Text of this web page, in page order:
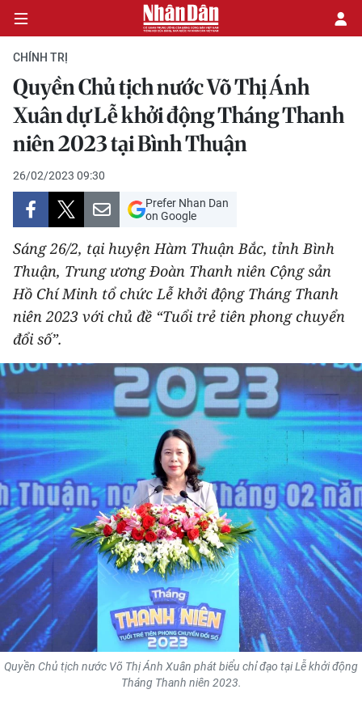
CHÍNH TRỊ
KINH TẾ
VĂN HÓA
XÃ HỘI
PHÁP LUẬT
DU LỊCH
THẾ GIỚI
THỂ THAO
GIÁO DỤC
Y TẾ
KHOA HỌC - CÔNG NGHỆ
MÔI TRƯỜNG
BẠN ĐỌC
KIỂM CHỨNG THÔNG TIN
TRI THỨC CHUYÊN SÂU
54 DÂN TỘC VIỆT NAM
CHÍNH TRỊ
Quyền Chủ tịch nước Võ Thị Ánh
Xuân dự Lễ khởi động Tháng Thanh
niên 2023 tại Bình Thuận
26/02/2023 09:30
Prefer Nhan Dan
on Google
Sáng 26/2, tại huyện Hàm Thuận Bắc, tỉnh Bình
Thuận, Trung ương Đoàn Thanh niên Cộng sản
Hồ Chí Minh tổ chức Lễ khởi động Tháng Thanh
niên 2023 với chủ đề “Tuổi trẻ tiên phong chuyển
đổi số”.
Quyền Chủ tịch nước Võ Thị Ánh Xuân phát biểu chỉ đạo tại Lễ khởi động
Tháng Thanh niên 2023.